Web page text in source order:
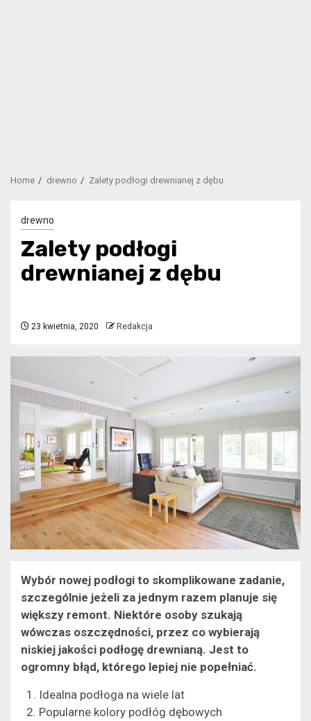
Home drewno Zalety podłogi drewnianej z dębu
drewno
Zalety podłogi
drewnianej z dębu
23 kwietnia, 2020 Redakcja
Wybór nowej podłogi to skomplikowane zadanie,
szczególnie jeżeli za jednym razem planuje się
większy remont. Niektóre osoby szukają
wówczas oszczędności, przez co wybierają
niskiej jakości podłogę drewnianą. Jest to
ogromny błąd, którego lepiej nie popełniać.
Idealna podłoga na wiele lat
Popularne kolory podłóg dębowych